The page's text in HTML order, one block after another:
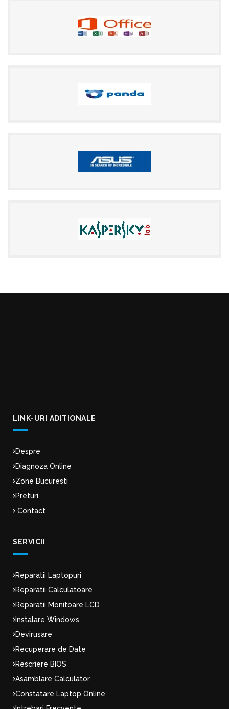
LINK-URI ADITIONALE
Despre
Diagnoza Online
Zone Bucuresti
Preturi
Contact
SERVICII
Reparatii Laptopuri
Reparatii Calculatoare
Reparatii Monitoare LCD
Instalare Windows
Devirusare
Recuperare de Date
Rescriere BIOS
Asamblare Calculator
Constatare Laptop Online